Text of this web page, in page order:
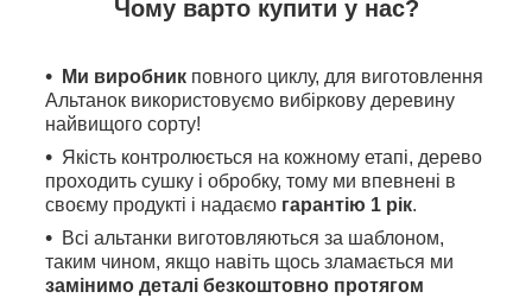
Чому варто купити у нас?
Ми виробник повного циклу, для виготовлення
Альтанок використовуємо вибіркову деревину
найвищого сорту!
Якість контролюється на кожному етапі, дерево
проходить сушку і обробку, тому ми впевнені в
своєму продукті і надаємо гарантію 1 рік.
Всі альтанки виготовляються за шаблоном,
таким чином, якщо навіть щось зламається ми
замінимо деталі безкоштовно протягом